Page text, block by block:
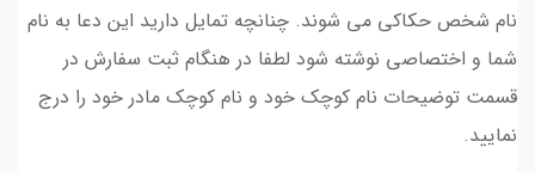
نام شخص حکاکی می شوند. چنانچه تمایل دارید این دعا به نام
شما و اختصاصی نوشته شود لطفا در هنگام ثبت سفارش در
قسمت توضیحات نام کوچک خود و نام کوچک مادر خود را درج
نمایید.